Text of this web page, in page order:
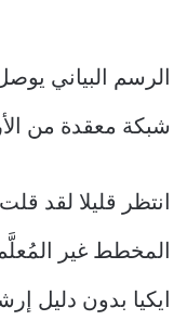
الرسم البياني
شبكة معقدة من
انتظر قليلا لقد
المخطط غير